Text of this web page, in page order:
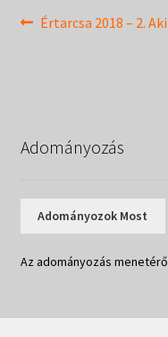
Bejegyzés
Previous
Értarcsa 2018 – 2.
Adományozás
Adományozok Most
Az adományozás